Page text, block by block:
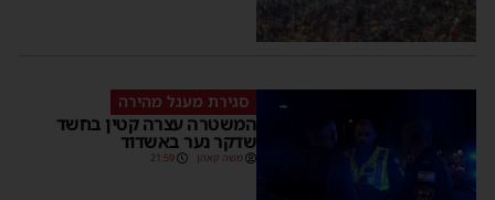
סגירת מעגל מהירה
המשטרה עצרה קטין בחשד
שדקר נער באשדוד
משה קאהן 21:59